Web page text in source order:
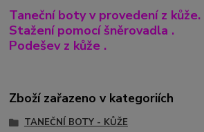
Taneční boty v provedení z kůže.
Stažení pomocí šněrovadla .
Podešev z kůže .
Zboží zařazeno v kategoriích
TANEČNÍ BOTY - KŮŽE